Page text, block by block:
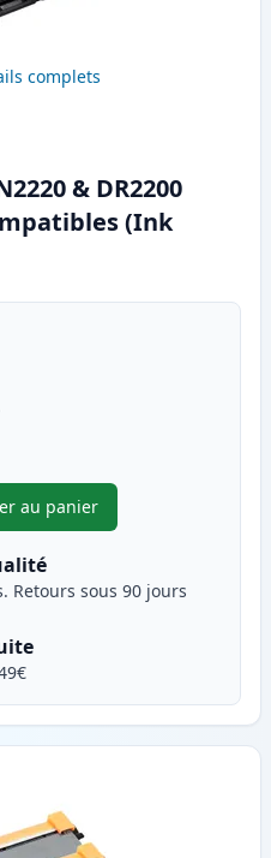
complets
& DR2200
(Ink
au panier
,Pack de 3 Brother TN2220
Retours sous 90 jours